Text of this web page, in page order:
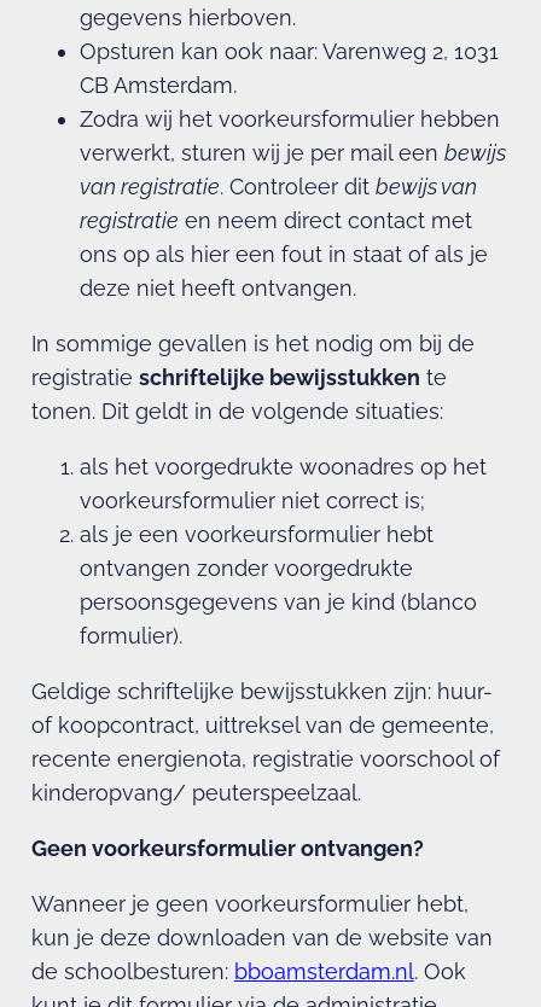
gegevens hierboven.
Opsturen kan ook naar: Varenweg 2, 1031
CB Amsterdam.
Zodra wij het voorkeursformulier hebben
verwerkt, sturen wij je per mail een bewijs
van registratie. Controleer dit bewijs van
registratie en neem direct contact met
ons op als hier een fout in staat of als je
deze niet heeft ontvangen.
In sommige gevallen is het nodig om bij de
registratie schriftelijke bewijsstukken te
tonen. Dit geldt in de volgende situaties:
als het voorgedrukte woonadres op het
voorkeursformulier niet correct is;
als je een voorkeursformulier hebt
ontvangen zonder voorgedrukte
persoonsgegevens van je kind (blanco
formulier).
Geldige schriftelijke bewijsstukken zijn: huur-
of koopcontract, uittreksel van de gemeente,
recente energienota, registratie voorschool of
kinderopvang/ peuterspeelzaal.
Geen voorkeursformulier ontvangen?
Wanneer je geen voorkeursformulier hebt,
kun je deze downloaden van de website van
de schoolbesturen: bboamsterdam.nl. Ook